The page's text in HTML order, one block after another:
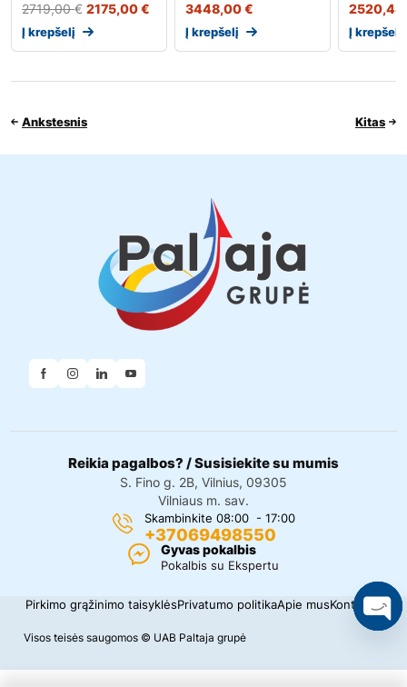
2719,00€ 2175,00€
Į krepšelį
3448,00€
Į krepšelį
2520,48
Į krepšelį
Ankstesnis Kitas
Reikia pagalbos? / Susisiekite su mumis
S. Fino g. 2B, Vilnius, 09305
Vilniaus m. sav.
Skambinkite 08:00 - 17:00
+37069498550
Gyvas pokalbis
Pokalbis su Ekspertu
Visos teisės saugomos © UAB Paltaja grupė
Pirkimo grąžinimo taisyklėsPrivatumo politikaApie musKontaktai
e